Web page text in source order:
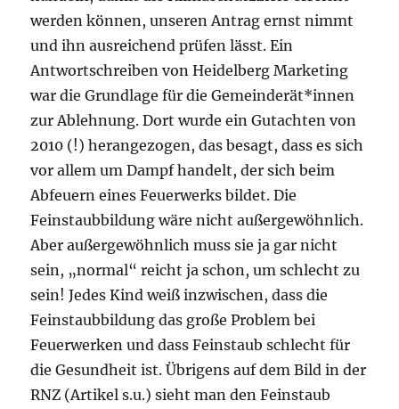
werden können, unseren Antrag ernst nimmt
und ihn ausreichend prüfen lässt. Ein
Antwortschreiben von Heidelberg Marketing
war die Grundlage für die Gemeinderät*innen
zur Ablehnung. Dort wurde ein Gutachten von
2010 (!) herangezogen, das besagt, dass es sich
vor allem um Dampf handelt, der sich beim
Abfeuern eines Feuerwerks bildet. Die
Feinstaubbildung wäre nicht außergewöhnlich.
Aber außergewöhnlich muss sie ja gar nicht
sein, „normal“ reicht ja schon, um schlecht zu
sein! Jedes Kind weiß inzwischen, dass die
Feinstaubbildung das große Problem bei
Feuerwerken und dass Feinstaub schlecht für
die Gesundheit ist. Übrigens auf dem Bild in der
RNZ (Artikel s.u.) sieht man den Feinstaub